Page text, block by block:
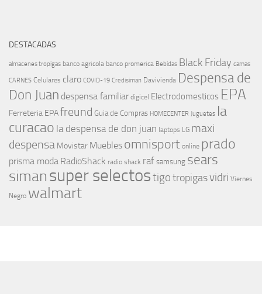
DESTACADAS
almacenes tropigas banco agricola banco promerica Bebidas Black Friday camas
CARNES Celulares claro COVID-19 Credisiman Davivienda Despensa de
Don Juan despensa familiar digicel Electrodomesticos EPA
Ferreteria EPAfreund Guia de Compras HOMECENTER Juguetes la
curacao la despensa de don juan laptops LG maxi
despensa Movistar Muebles omnisport online prado
prisma moda RadioShack radio shack raf samsung sears
simansuper selectostigotropigasvidri Viernes
Negro walmart